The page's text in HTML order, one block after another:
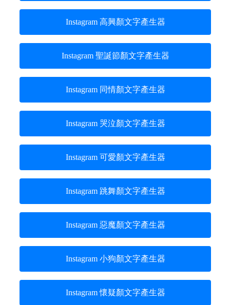
Instagram 高興顏文字產生器
Instagram 聖誕節顏文字產生器
Instagram 同情顏文字產生器
Instagram 哭泣顏文字產生器
Instagram 可愛顏文字產生器
Instagram 跳舞顏文字產生器
Instagram 惡魔顏文字產生器
Instagram 小狗顏文字產生器
Instagram 懷疑顏文字產生器